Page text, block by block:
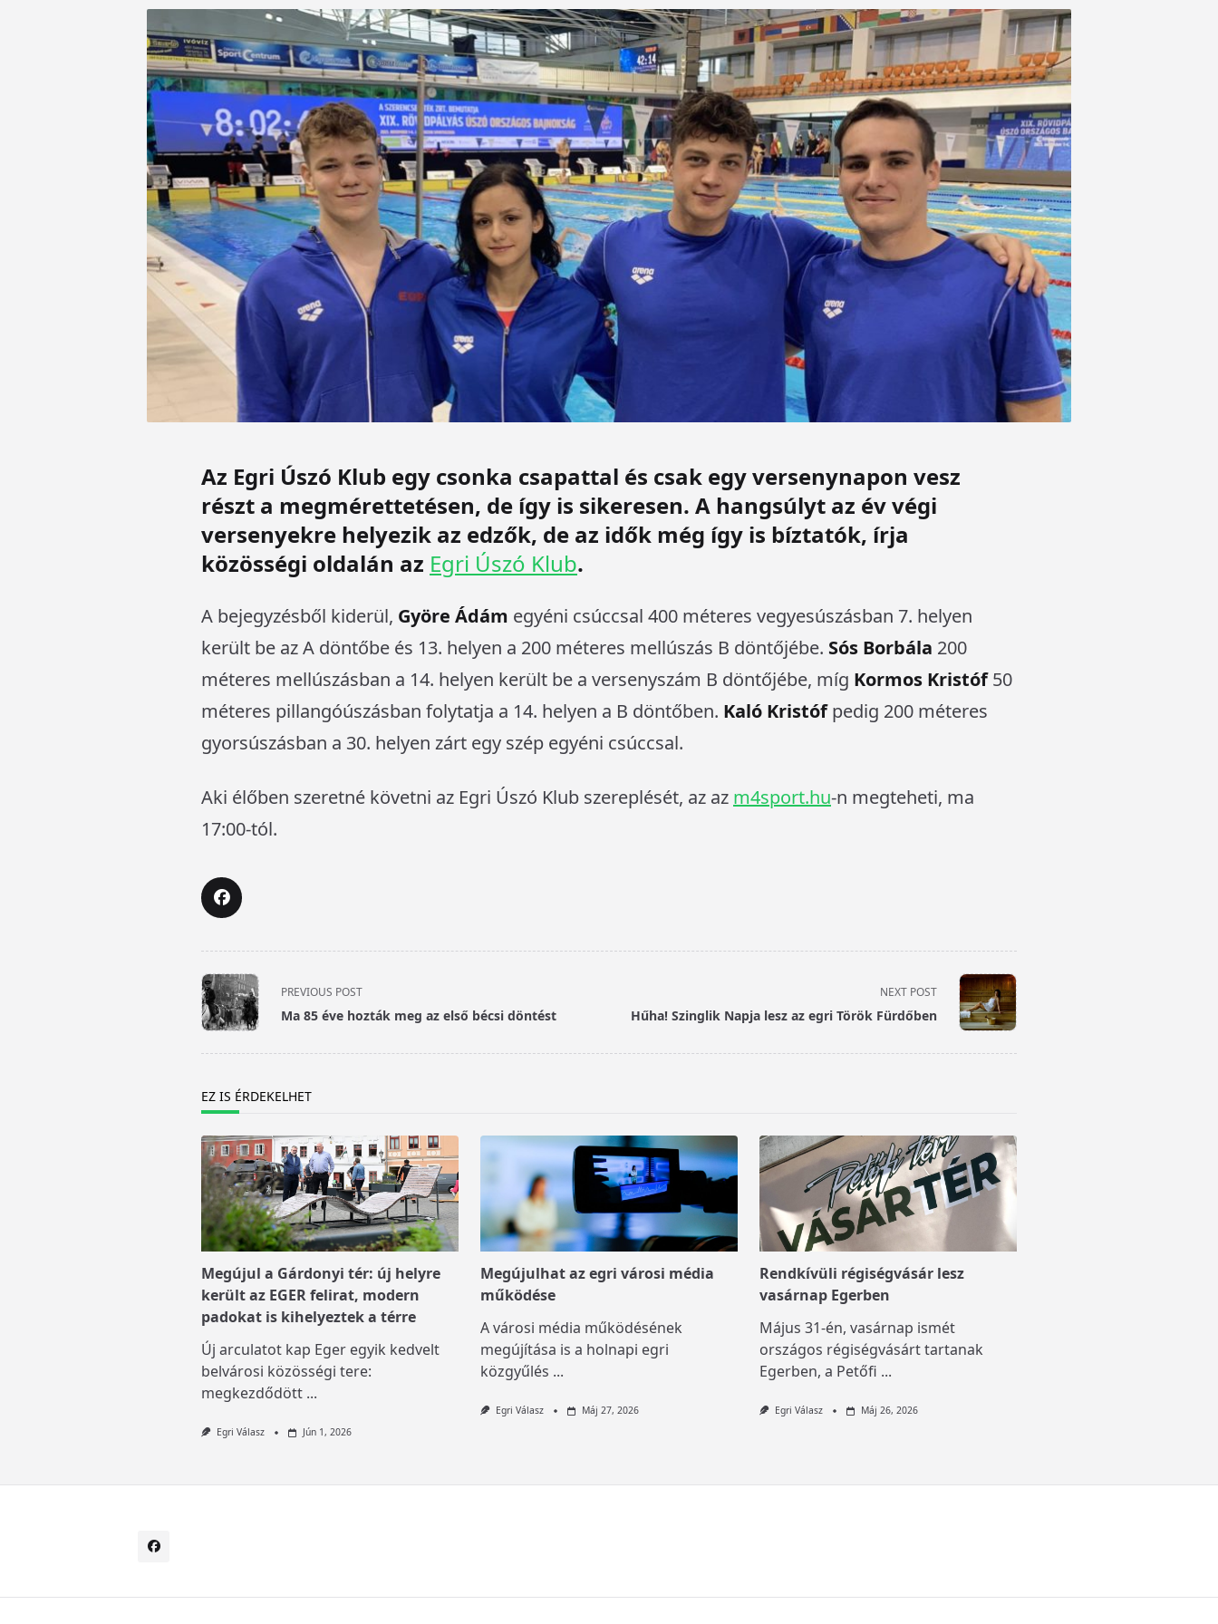
Az Egri Úszó Klub egy csonka csapattal és csak egy versenynapon vesz
részt a megmérettetésen, de így is sikeresen. A hangsúlyt az év végi
versenyekre helyezik az edzők, de az idők még így is bíztatók, írja
közösségi oldalán az Egri Úszó Klub.
A bejegyzésből kiderül, Györe Ádám egyéni csúccsal 400 méteres vegyesúszásban 7. helyen
került be az A döntőbe és 13. helyen a 200 méteres mellúszás B döntőjébe. Sós Borbála 200
méteres mellúszásban a 14. helyen került be a versenyszám B döntőjébe, míg Kormos Kristóf50
méteres pillangóúszásban folytatja a 14. helyen a B döntőben. Kaló Kristófpedig 200 méteres
gyorsúszásban a 30. helyen zárt egy szép egyéni csúccsal.
Aki élőben szeretné követni az Egri Úszó Klub szereplését, az az m4sport.hu-n megteheti, ma
17:00-tól.
<span
class="nav-
subtitle
screen-
text">Page</span>
PREVIOUS POST
Ma 85 éve hozták meg az első bécsi döntést
NEXT POST
Hűha! Szinglik Napja lesz az egri Török Fürdőben
EZ IS ÉRDEKELHET
Megújul a Gárdonyi tér: új helyre
került az EGER felirat, modern
padokat is kihelyeztek a térre
Új arculatot kap Eger egyik kedvelt
belvárosi közösségi tere:
megkezdődött ...
Egri Válasz Jún 1, 2026
Megújulhat az egri városi média
működése
A városi média működésének
megújítása is a holnapi egri
közgyűlés ...
Egri Válasz Máj 27, 2026
Rendkívüli régiségvásár lesz
vasárnap Egerben
Május 31-én, vasárnap ismét
országos régiségvásárt tartanak
Egerben, a Petőfi ...
Egri Válasz Máj 26, 2026